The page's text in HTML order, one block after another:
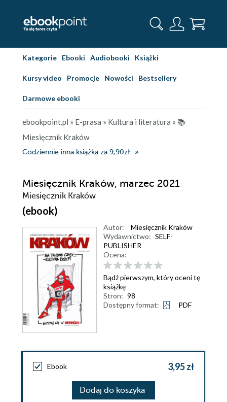
Kategorie Ebooki Audiobooki Książki
Kursy video Promocje Nowości Bestsellery
Darmowe ebooki
ebookpoint.pl » E-prasa » Kultura i literatura » 📚
Miesięcznik Kraków
Codziennie inna książka za 9,90zł
Miesięcznik Kraków, marzec 2021
Miesięcznik Kraków
(ebook)
Autor:
Miesięcznik Kraków
Wydawnictwo: SELF-
PUBLISHER
Ocena:
Bądź pierwszym, który oceni tę
książkę
Stron: 98
Dostępny format:
PDF
Ebook 3,95 zł
Dodaj do koszyka